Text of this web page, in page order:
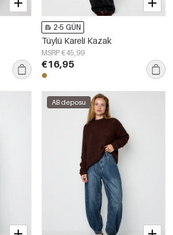
2-5 GÜN
Tüylü Kareli Kazak
MSRP €45,99
€16,95
AB deposu